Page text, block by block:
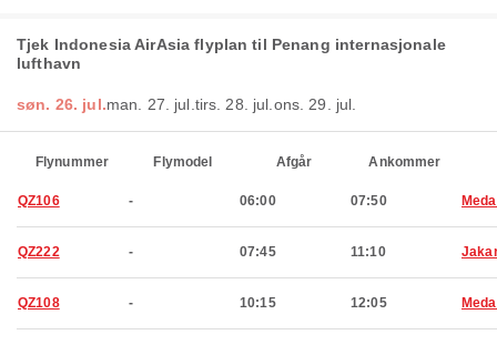
Tjek Indonesia AirAsia flyplan til Penang internasjonale
lufthavn
søn. 26. jul.man. 27. jul. tirs. 28. jul. ons. 29. jul.
Flynummer Flymodel Afgår Ankommer
QZ106 - 06:00 07:50
QZ222 - 07:45 11:10
QZ108 - 10:15 12:05